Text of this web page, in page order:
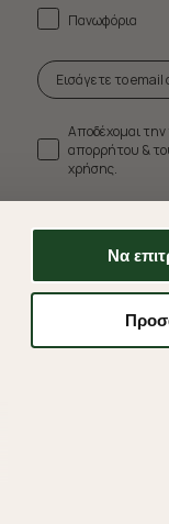
Να
Πανωφόρια
Αποδέχομαι την
απορρήτου &
χρήσης.